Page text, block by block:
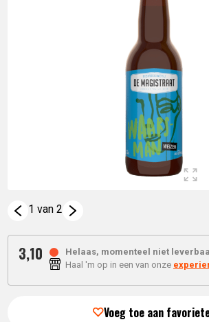
1 van 2
3,10
Helaas, momenteel niet
Haal 'm op in een van onze
Voeg toe aan